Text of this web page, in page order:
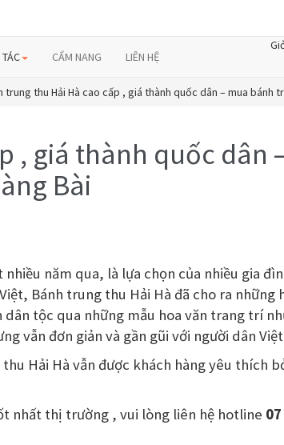
CẨM NANG LIÊN HỆ
trung thu Hải Hà cao cấp , giá thành quốc dân – mua bánh
, giá thành quốc dân
Bài
năm qua, là lựa chọn của nhiều gia
Bánh trung thu Hải Hà đã cho ra
tộc qua những mẫu hoa văn trang trí
vẫn đơn giản và gần gũi với người dân
Hải Hà vẫn được khách hàng yêu thích
nhất thị trường , vui lòng liên hệ hotline